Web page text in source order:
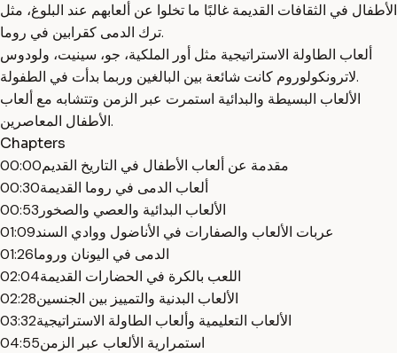
الأطفال في الثقافات القديمة غالبًا ما تخلوا عن ألعابهم عند البلوغ، مثل
ترك الدمى كقرابين في روما.
ألعاب الطاولة الاستراتيجية مثل أور الملكية، جو، سينيت، ولودوس
لاترونكولوروم كانت شائعة بين البالغين وربما بدأت في الطفولة.
الألعاب البسيطة والبدائية استمرت عبر الزمن وتتشابه مع ألعاب
الأطفال المعاصرين.
Chapters
00:00مقدمة عن ألعاب الأطفال في التاريخ القديم
00:30ألعاب الدمى في روما القديمة
00:53 الألعاب البدائية والعصي والصخور
01:09عربات الألعاب والصفارات في الأناضول ووادي السند
01:26الدمى في اليونان وروما
02:04اللعب بالكرة في الحضارات القديمة
02:28الألعاب البدنية والتمييز بين الجنسين
03:32الألعاب التعليمية وألعاب الطاولة الاستراتيجية
04:55استمرارية الألعاب عبر الزمن